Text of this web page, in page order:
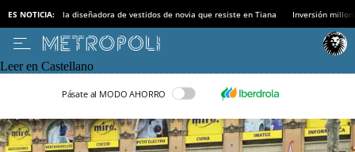
ES NOTICIA: la diseñadora de vestidos de novia que resiste en Tiana Inversión
Leer en Castellano
Pásate al MODO AHORRO